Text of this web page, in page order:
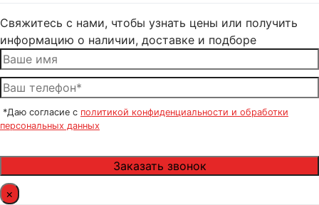
Свяжитесь с нами, чтобы узнать цены или получить
информацию о наличии, доставке и подборе
*Даю согласие с политикой конфиденциальности и обработки
персональных данных
×